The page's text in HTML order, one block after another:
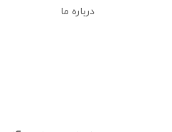
درباره ما